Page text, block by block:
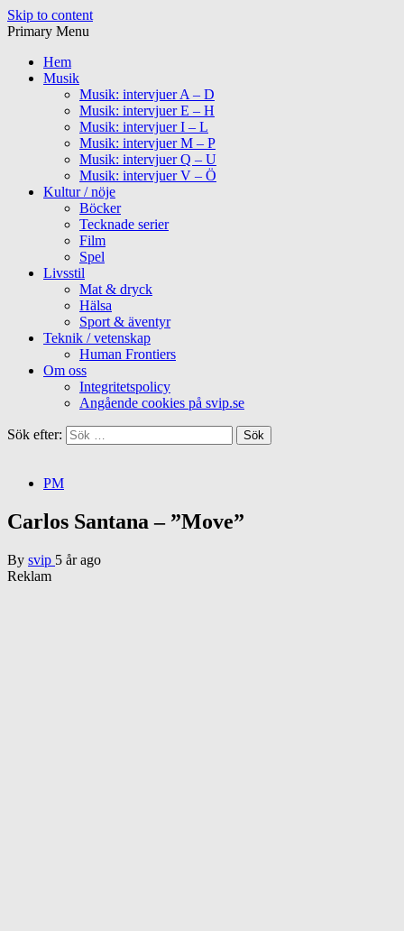
Skip to content
Primary Menu
Hem
Musik
Musik: intervjuer A – D
Musik: intervjuer E – H
Musik: intervjuer I – L
Musik: intervjuer M – P
Musik: intervjuer Q – U
Musik: intervjuer V – Ö
Kultur / nöje
Böcker
Tecknade serier
Film
Spel
Livsstil
Mat & dryck
Hälsa
Sport & äventyr
Teknik / vetenskap
Human Frontiers
Om oss
Integritetspolicy
Angående cookies på svip.se
Sök efter:
PM
Carlos Santana – ”Move”
By svip 5 år ago
Reklam